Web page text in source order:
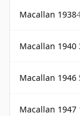
Macallan 1938
Macallan 1940
Macallan 1946
Macallan 1947